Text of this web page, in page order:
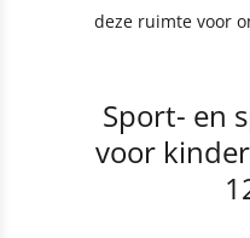
deze ruimte voor
Sport- en
voor